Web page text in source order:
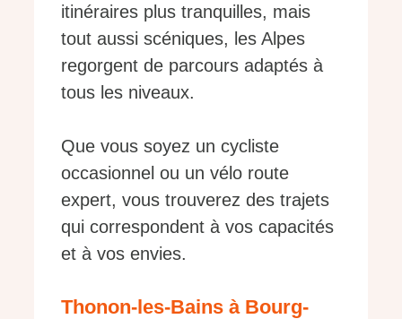
itinéraires plus tranquilles, mais
tout aussi scéniques, les Alpes
regorgent de parcours adaptés à
tous les niveaux.
Que vous soyez un cycliste
occasionnel ou un vélo route
expert, vous trouverez des trajets
qui correspondent à vos capacités
et à vos envies.
Thonon-les-Bains à Bourg-